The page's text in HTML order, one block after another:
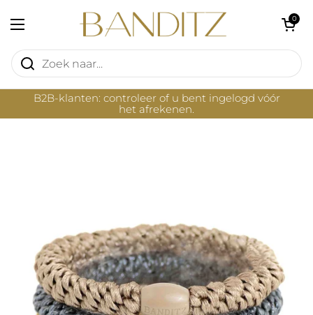
Menu openen
Winkelwagentje
0
B2B-klanten: controleer of u bent ingelogd vóór
het afrekenen.